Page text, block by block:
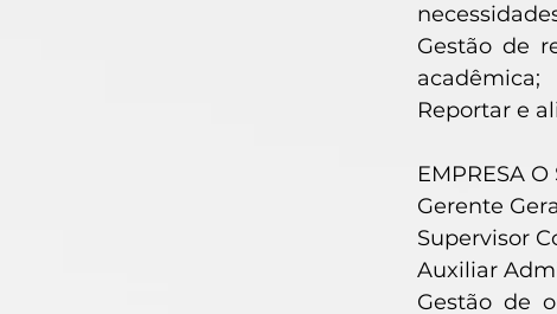
Gestão de
acadêmica;
Reportar e
EMPRESA
Gerente
Supervisor
Auxiliar
Gestão de